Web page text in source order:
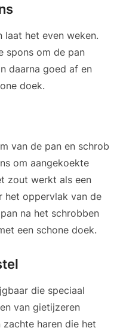
laat het even weken.
spons om de pan
daarna goed af en
doek.
van de pan en schrob
om aangekoekte
zout werkt als een
het oppervlak van de
na het schrobben
een schone doek.
die speciaal
van gietijzeren
zachte haren die het